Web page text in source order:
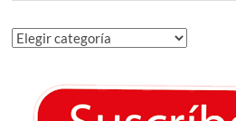
Categorías